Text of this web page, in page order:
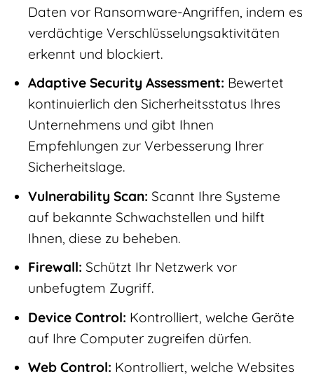
Daten vor Ransomware-Angriffen, indem es
verdächtige Verschlüsselungsaktivitäten
erkennt und blockiert.
Adaptive Security Assessment: Bewertet
kontinuierlich den Sicherheitsstatus Ihres
Unternehmens und gibt Ihnen
Empfehlungen zur Verbesserung Ihrer
Sicherheitslage.
Vulnerability Scan: Scannt Ihre Systeme
auf bekannte Schwachstellen und hilft
Ihnen, diese zu beheben.
Firewall: Schützt Ihr Netzwerk vor
unbefugtem Zugriff.
Device Control: Kontrolliert, welche Geräte
auf Ihre Computer zugreifen dürfen.
Web Control: Kontrolliert, welche Websites